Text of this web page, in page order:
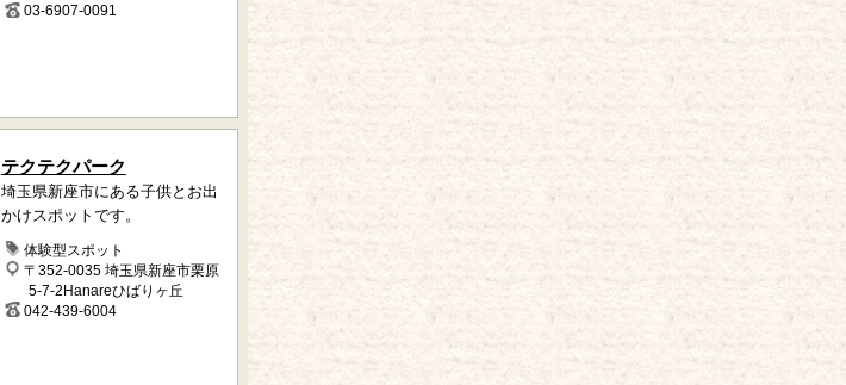
03-6907-0091
テクテクパーク
埼玉県新座市にある子供とお出
かけスポットです。
体験型スポット
〒352-0035 埼玉県新座市栗原
5-7-2Hanareひばりヶ丘
042-439-6004